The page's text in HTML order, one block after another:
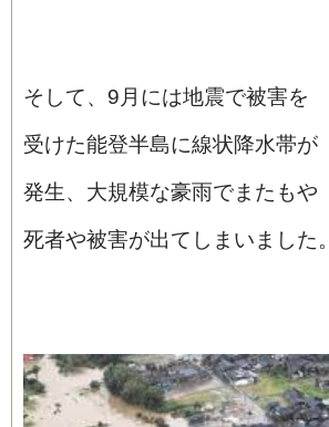
そして、9月には地震で被害を
受けた能登半島に線状降水帯が
発生、大規模な豪雨でまたもや
死者や被害が出てしまいました。